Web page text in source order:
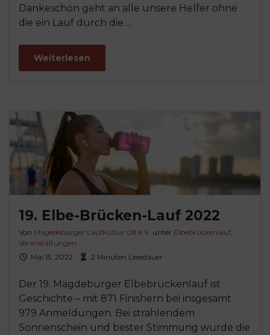
Dankeschön geht an alle unsere Helfer ohne
die ein Lauf durch die …
Weiterlesen
19. Elbe-Brücken-Lauf 2022
Von Magedeburger LaufKultur 08 e.V. unter Elbebrückenlauf,
Veranstaltungen
Mai 15, 2022
2 Minuten Lesedauer
Der 19. Magdeburger Elbebrückenlauf ist
Geschichte – mit 871 Finishern bei insgesamt
979 Anmeldungen. Bei strahlendem
Sonnenschein und bester Stimmung wurde die